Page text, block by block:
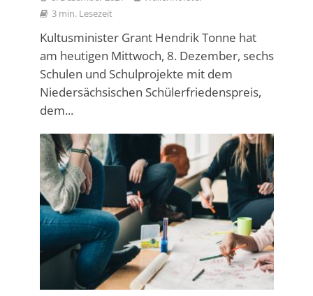
3 min. Lesezeit
Kultusminister Grant Hendrik Tonne hat
am heutigen Mittwoch, 8. Dezember, sechs
Schulen und Schulprojekte mit dem
Niedersächsischen Schülerfriedenspreis,
dem...